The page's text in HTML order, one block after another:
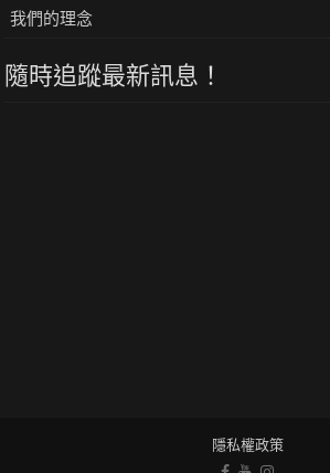
我們的理念
隨時追蹤最新訊息！
隱私權政策